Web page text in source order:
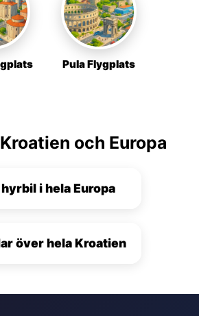
Pula Flygplats
och Europa
i hela Europa
över hela Kroatien